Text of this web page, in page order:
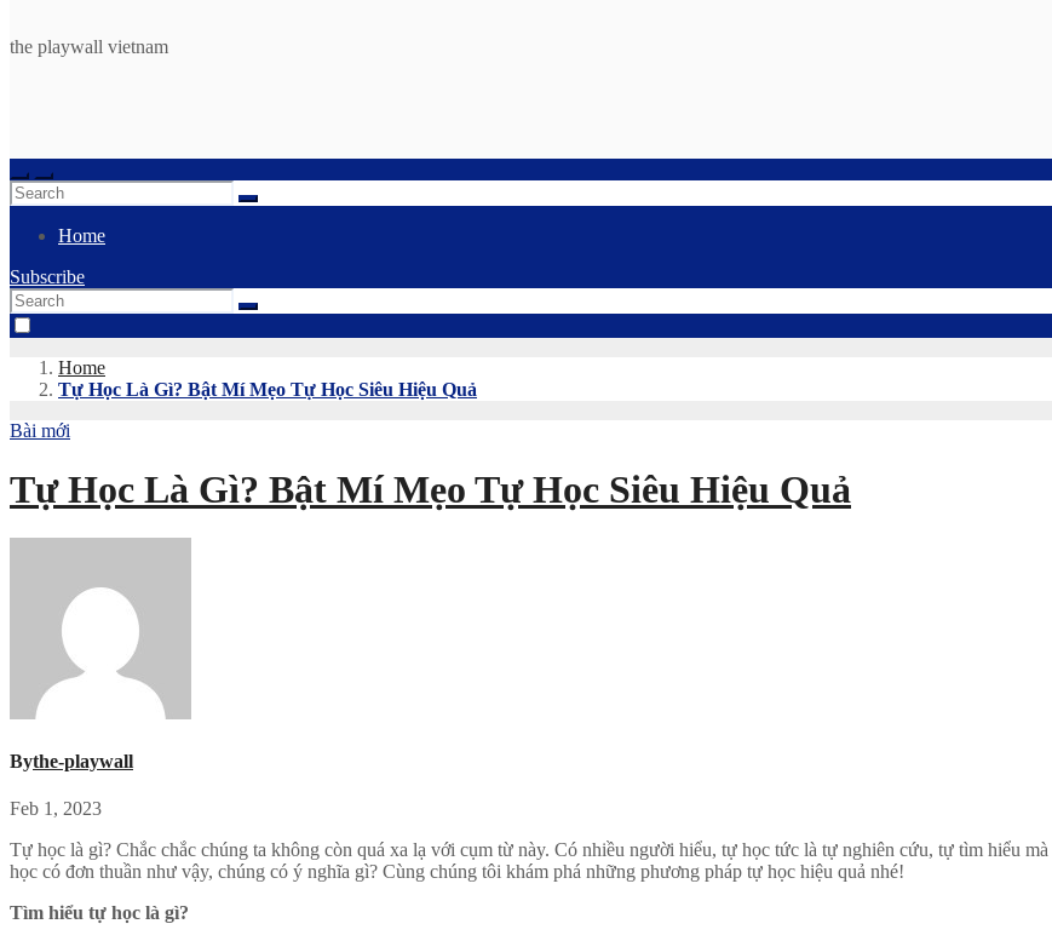
the playwall vietnam
Home
Subscribe
Home
Tự Học Là Gì? Bật Mí Mẹo Tự Học Siêu Hiệu Quả
Bài mới
Tự Học Là Gì? Bật Mí Mẹo Tự Học Siêu Hiệu Quả
Bythe-playwall
Feb 1, 2023
Tự học là gì? Chắc chắc chúng ta không còn quá xa lạ với cụm từ này. Có nhiều người hiểu, tự học tức là tự nghiên cứu, tự tìm hiểu mà không cần đến trường lớp, không cần sự chỉ dạy của giáo viên. Vậy tự
học có đơn thuần như vậy, chúng có ý nghĩa gì? Cùng chúng tôi khám phá những phương pháp tự học hiệu quả nhé!
Tìm hiểu tự học là gì?